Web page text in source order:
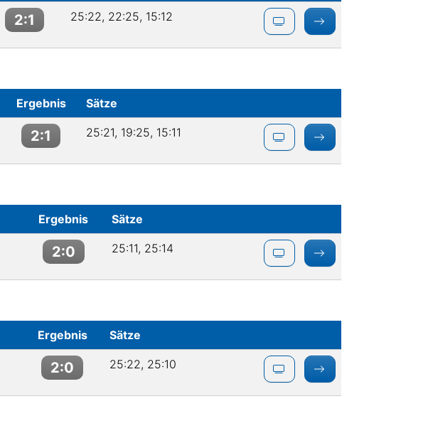
2:1 25:22, 22:25, 15:12
Ergebnis Sätze
2:1 25:21, 19:25, 15:11
Ergebnis Sätze
2:0 25:11, 25:14
Ergebnis Sätze
2:0 25:22, 25:10